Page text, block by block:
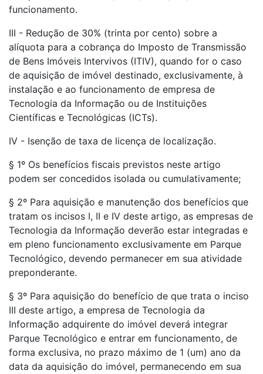
funcionamento.
III - Redução de 30% (trinta por cento) sobre a
alíquota para a cobrança do Imposto de Transmissão
de Bens Imóveis Intervivos (ITIV), quando for o caso
de aquisição de imóvel destinado, exclusivamente, à
instalação e ao funcionamento de empresa de
Tecnologia da Informação ou de Instituições
Científicas e Tecnológicas (ICTs).
IV - Isenção de taxa de licença de localização.
§ 1º Os benefícios fiscais previstos neste artigo
podem ser concedidos isolada ou cumulativamente;
§ 2º Para aquisição e manutenção dos benefícios que
tratam os incisos I, II e IV deste artigo, as empresas de
Tecnologia da Informação deverão estar integradas e
em pleno funcionamento exclusivamente em Parque
Tecnológico, devendo permanecer em sua atividade
preponderante.
§ 3º Para aquisição do benefício de que trata o inciso
III deste artigo, a empresa de Tecnologia da
Informação adquirente do imóvel deverá integrar
Parque Tecnológico e entrar em funcionamento, de
forma exclusiva, no prazo máximo de 1 (um) ano da
data da aquisição do imóvel, permanecendo em sua